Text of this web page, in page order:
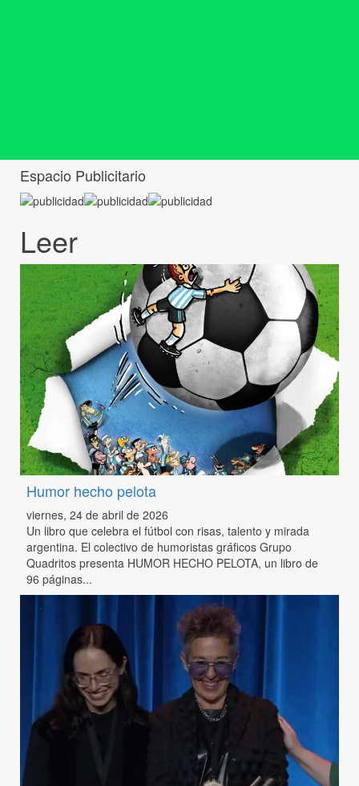
Espacio Publicitario
Leer
Humor hecho pelota
viernes, 24 de abril de 2026
Un libro que celebra el fútbol con risas, talento y mirada
argentina. El colectivo de humoristas gráficos Grupo
Quadritos presenta HUMOR HECHO PELOTA, un libro de
96 páginas...